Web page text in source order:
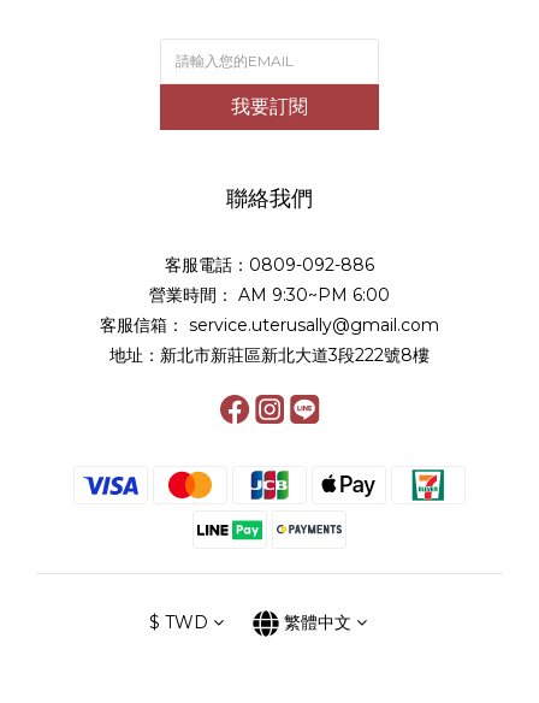
我要訂閱
聯絡我們
客服電話：0809-092-886
營業時間： AM 9:30~PM 6:00
客服信箱： service.uterusally@gmail.com
地址：新北市新莊區新北大道3段222號8樓
$ TWD 繁體中文